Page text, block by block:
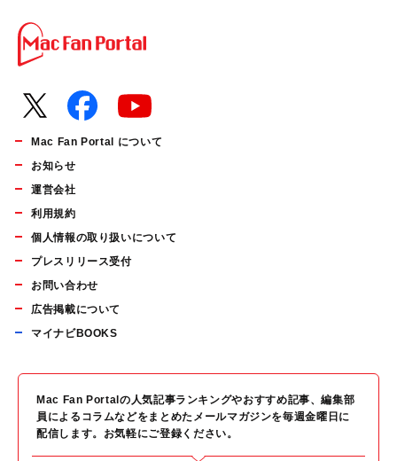
Mac Fan Portal について
お知らせ
運営会社
利用規約
個人情報の取り扱いについて
プレスリリース受付
お問い合わせ
広告掲載について
マイナビBOOKS
Mac Fan Portalの人気記事ランキングやおすすめ記事、編集部
員によるコラムなどをまとめたメールマガジンを毎週金曜日に
配信します。お気軽にご登録ください。